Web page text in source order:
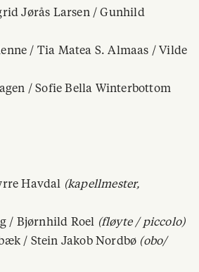
Jørås Larsen / Gunhild
/ Tia Matea S. Almaas / Vilde
/ Sofie Bella Winterbottom
Havdal
(kapellmester,
/ Bjørnhild Roel
(fløyte / piccolo)
/ Stein Jakob Nordbø (obo/